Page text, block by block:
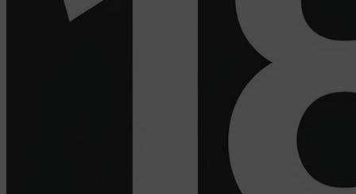
Яндекса рекламная сеть (Yandex Mobile Ads,
ADFOX) - сервис показа контекстной рекламы.
Адрес: Yandex Europe AG, Werftestrasse 4, CH-
Google Ads - сервис показа контекстной
рекламы, предоставляемый компанией Google
Ireland Ltd, Gordon House Barrow Street Dublin 4,